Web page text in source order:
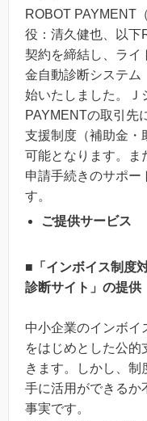
ROBOT PAYMENT
役：清久健也、以下
契約を締結し、ライ
金自動診断システム
始いたしました。Ｊ
PAYMENTの取引先
支援制度（補助金・
可能となります。ま
申請手続きのサポー
す。
ご提供サービス
​■「インボイス制度
診断サイト」の提供
中小企業のインボイ
をはじめとした公的
きます。しかし、制
手に活用ができるか
事実です。